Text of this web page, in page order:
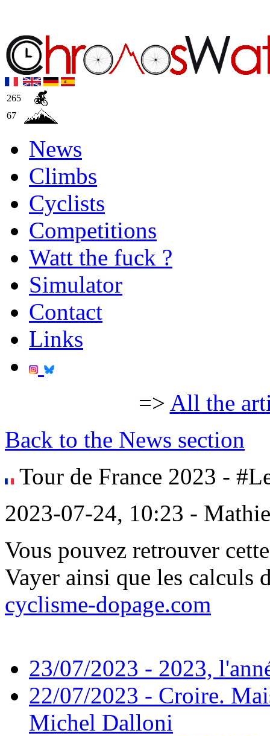
265
67
News
Climbs
Cyclists
Competitions
Watt the fuck ?
Simulator
Contact
Links
=> All the
Back to the News section
Tour de France 2023 -
2023-07-24, 10:23 -
Vous pouvez retrouver
Vayer ainsi que les calculs
cyclisme-dopage.com
23/07/2023 - 2023,
22/07/2023 - Croire.
Michel Dalloni